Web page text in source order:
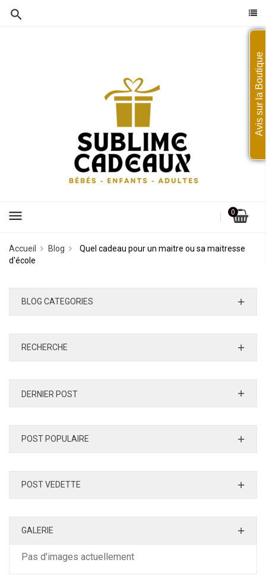
menu 0
Accueil Blog
Quel cadeau pour un maitre ou sa maitresse
d'école
BLOG CATEGORIES
RECHERCHE
DERNIER POST
POST POPULAIRE
POST VEDETTE
GALERIE
Pas d'images actuellement
Avis sur la Boutique